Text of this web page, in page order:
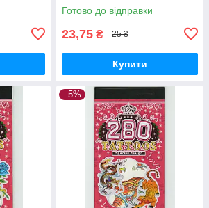
Готово до відправки
23,75 ₴ 25 ₴
Купити
–5%